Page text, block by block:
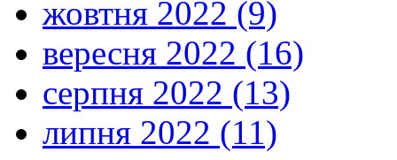
жовтня 2022 (9)
вересня 2022 (16)
серпня 2022 (13)
липня 2022 (11)